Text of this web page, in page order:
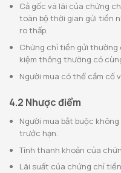
Cả gốc và lãi của chứng
toàn bộ thời gian gửi tiền
ro thấp.
Chứng chỉ tiền gửi
kiệm thông thường có
Người mua có thể cầm cố
4.2 Nhược điểm
Người mua bắt buộc
trước hạn.
Tính thanh khoản của
Lãi suất của chứng chỉ